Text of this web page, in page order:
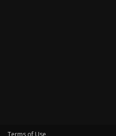
Terms of Use